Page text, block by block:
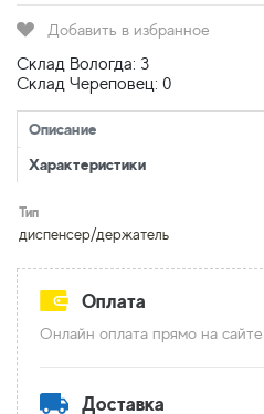
Добавить в избранное
Склад Вологда: 3
Склад Череповец: 0
Описание
Характеристики
Тип
диспенсер/держатель
Оплата
Онлайн оплата прямо на
Доставка